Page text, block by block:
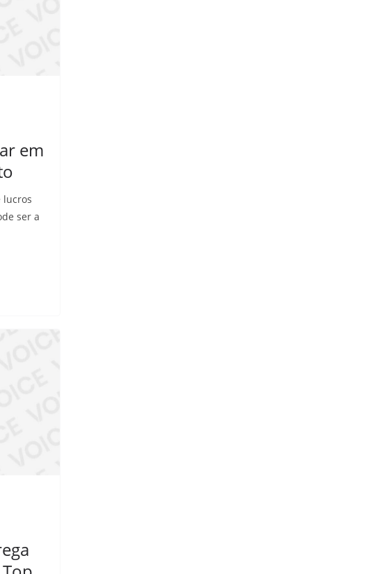
em
lucros
ser a